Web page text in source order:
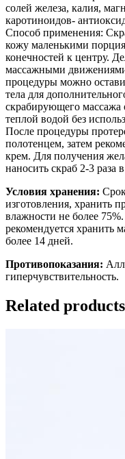
солей железа, калия,
каротиноидов-
Способ применения:
кожу маленькими
конечностей к центру.
массажными
процедуры можно
тела для
скрабирующего массажа
теплой водой без
После процедуры
полотенцем, затем
крем. Для получения
наносить скраб 2-3 раза
Условия хранения:
изготовления, хранить
влажности не более
рекомендуется хранить
более 14 дней.
Противопоказания:
гиперчувствительность.
Related products